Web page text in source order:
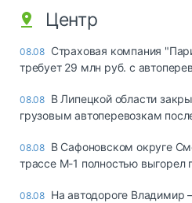
Центр
08.08 Страховая компания
требует 29 млн руб. с
08.08 В Липецкой области
грузовым автоперевозкам
08.08 В Сафоновском округе
трассе М-1 полностью выгорел
08.08 На автодороге Владимир